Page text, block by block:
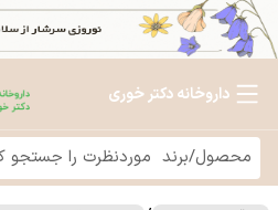
داروخانه دکتر خوری